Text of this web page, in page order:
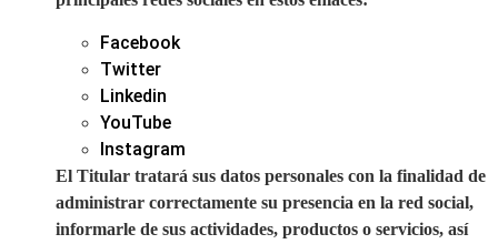
Facebook
Twitter
Linkedin
YouTube
Instagram
El Titular tratará sus datos personales con la finalidad de
administrar correctamente su presencia en la red social,
informarle de sus actividades, productos o servicios, así